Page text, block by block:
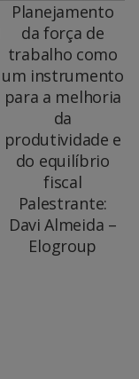
Planejamento
da força de
trabalho como
um instrumento
para a melhoria
da
produtividade e
do equilíbrio
fiscal
Palestrante:
Davi Almeida –
Elogroup